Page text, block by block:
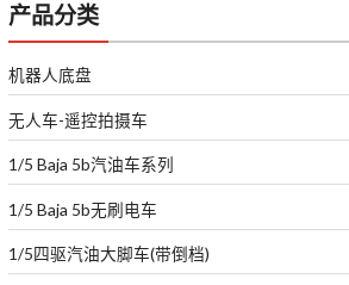
产品分类
机器人底盘
无人车-遥控拍摄车
1/5 Baja 5b汽油车系列
1/5 Baja 5b无刷电车
1/5四驱汽油大脚车(带倒档)